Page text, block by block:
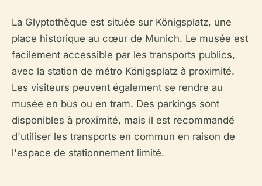
La Glyptothèque est située sur Königsplatz, une
place historique au cœur de Munich. Le musée est
facilement accessible par les transports publics,
avec la station de métro Königsplatz à proximité.
Les visiteurs peuvent également se rendre au
musée en bus ou en tram. Des parkings sont
disponibles à proximité, mais il est recommandé
d'utiliser les transports en commun en raison de
l'espace de stationnement limité.